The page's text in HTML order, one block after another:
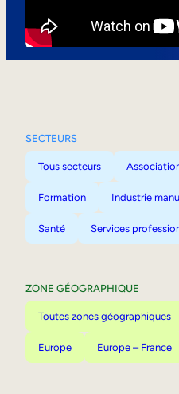
SECTEURS
Tous secteurs
Formation Industrie
Santé Services
ZONE GÉOGRAPHIQUE
Toutes zones géographiques
Europe Europe – France